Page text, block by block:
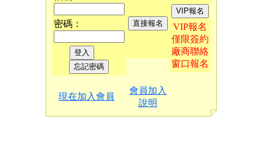
密碼：
VIP報名
僅限簽約
廠商聯絡
窗口報名
現在加入會員
會員加入
說明